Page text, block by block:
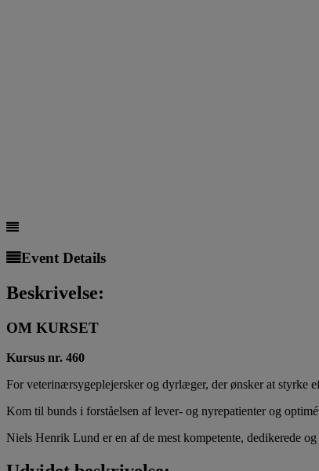
Event Details
Beskrivelse:
OM KURSET
Kursus nr. 460
For veterinærsygeplejersker og dyrlæger, der ønsker at styrke
Kom til bunds i forståelsen af lever- og nyrepatienter og
Niels Henrik Lund er en af de mest kompetente, dedikerede